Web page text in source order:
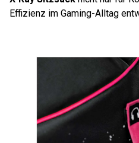
Effizienz im Gaming-Alltag